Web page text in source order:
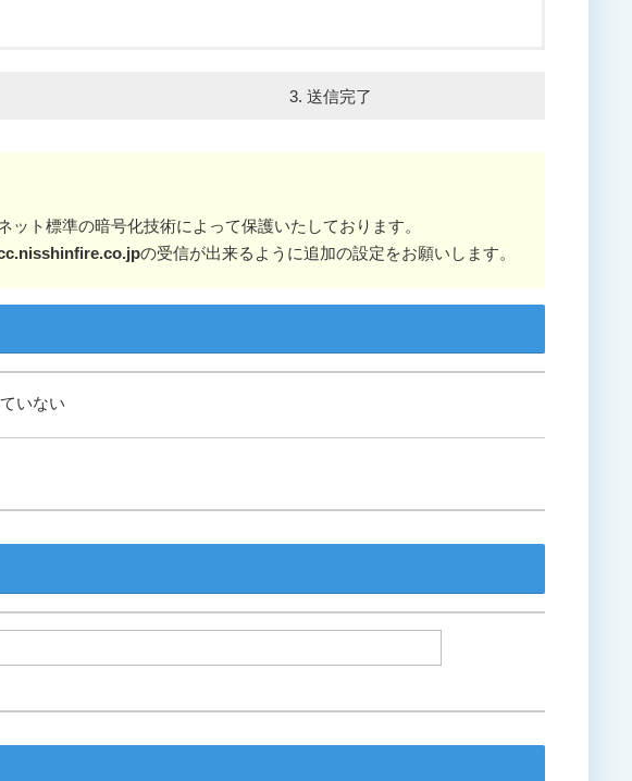
3. 送信完了
ト標準の暗号化技術によって保護いたしております。
の受信が出来るように追加の設定をお願いします。
いない